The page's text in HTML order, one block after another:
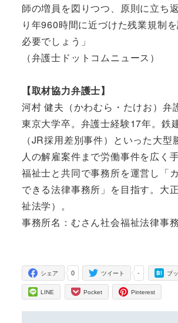
師の増員を図りつつ、原則に立ち
り年960時間に近づけた残業規制
必要でしょう」
（弁護士ドットコムニュース）
【取材協力弁護士】
河村 健夫（かわむら・たけお）弁
東京大学卒。弁護士経験17年。鉄
（JR採用差別事件）といった大型
人の解雇案件まで労働事件を広く
福祉士と共同で事務所を運営し「
できる法律事務所」を目指す。大
祉法学）。
事務所名：むさん社会福祉法律事
0
シェア -
ツイート ブ
LINE Pocket Pinterest